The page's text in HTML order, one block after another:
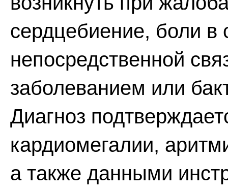
сердцебиение, боли в
непосредственной
заболеванием или
Диагноз
кардиомегалии,
а также данными